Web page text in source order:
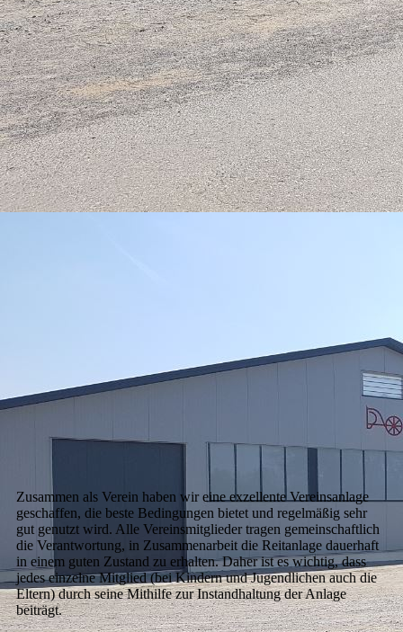
Zusammen als Verein haben wir eine exzellente Vereinsanlage
geschaffen, die beste Bedingungen bietet und regelmäßig sehr
gut genutzt wird. Alle Vereinsmitglieder tragen gemeinschaftlich
die Verantwortung, in Zusammenarbeit die Reitanlage dauerhaft
in einem guten Zustand zu erhalten. Daher ist es wichtig, dass
jedes einzelne Mitglied (bei Kindern und Jugendlichen auch die
Eltern) durch seine Mithilfe zur Instandhaltung der Anlage
beiträgt.